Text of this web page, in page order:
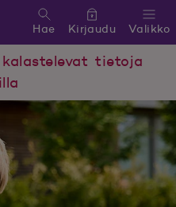
Valikko
Hae Kirjaudu
tietoja